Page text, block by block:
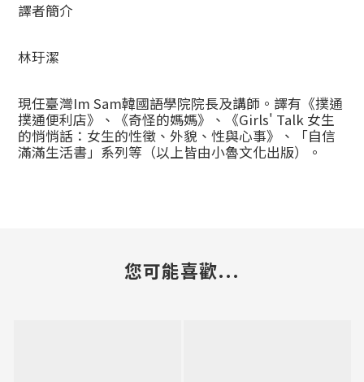
譯者簡介
林玗潔
現任臺灣Im Sam韓國語學院院長及講師。譯有《撲通
撲通便利店》、《奇怪的媽媽》、《Girls' Talk 女生
的悄悄話：女生的性徵、外貌、性與心事》、「自信
滿滿生活書」系列等（以上皆由小魯文化出版）。
您可能喜歡...